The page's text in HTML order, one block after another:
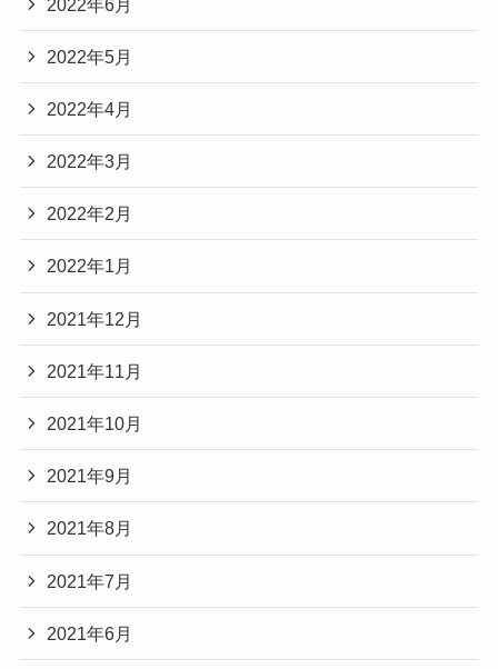
2022年5月
2022年4月
2022年3月
2022年2月
2022年1月
2021年12月
2021年11月
2021年10月
2021年9月
2021年8月
2021年7月
2021年6月